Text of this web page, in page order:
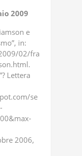
2009
e
in:
02/fra
Lettera
se
2006,